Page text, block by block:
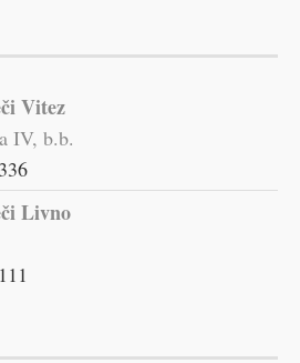
Vitez
IV, b.b.
Livno